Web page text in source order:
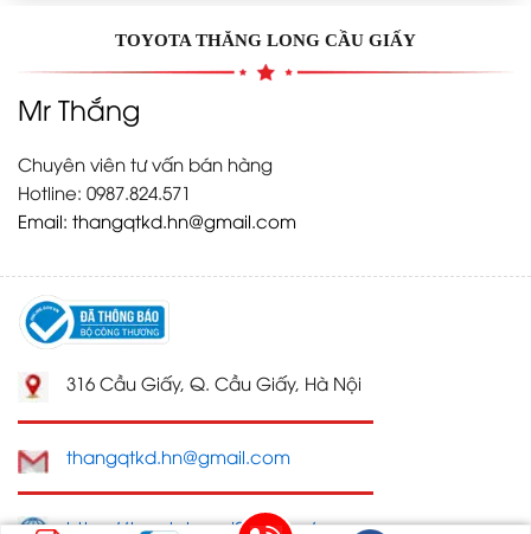
TOYOTA THĂNG LONG CẦU GIẤY
Mr Thắng
Chuyên viên tư vấn bán hàng
Hotline: 0987.824.571
Email: thangqtkd.hn@gmail.com
316 Cầu Giấy, Q. Cầu Giấy, Hà Nội
thangqtkd.hn@gmail.com
https://toyotahanoi247.com/